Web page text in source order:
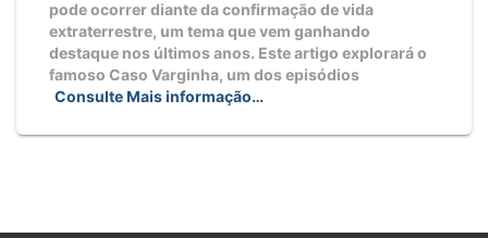
pode ocorrer diante da confirmação de vida
extraterrestre, um tema que vem ganhando
destaque nos últimos anos. Este artigo explorará o
famoso Caso Varginha, um dos episódios
Consulte Mais informação…